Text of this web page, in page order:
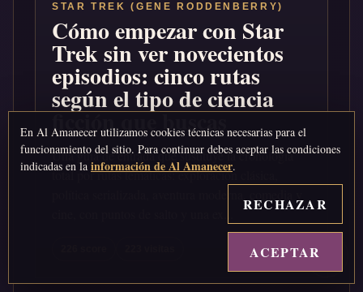
STAR TREK (GENE RODDENBERRY)
Cómo empezar con Star
Trek sin ver novecientos
episodios: cinco rutas
según el tipo de ciencia
ficción que buscas
Una guía de entrada que sustituye la cronología
total por rutas temáticas: exploración clásica,
En Al Amanecer utilizamos cookies técnicas necesarias para el
funcionamiento del sitio. Para continuar debes aceptar las condiciones
indicadas en la información de Al Amanecer.
RECHAZAR
ACEPTAR